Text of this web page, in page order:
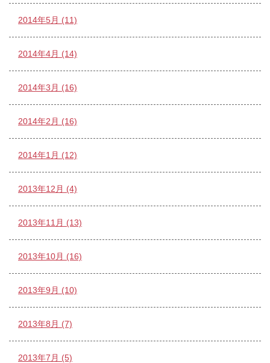
2014年5月 (11)
2014年4月 (14)
2014年3月 (16)
2014年2月 (16)
2014年1月 (12)
2013年12月 (4)
2013年11月 (13)
2013年10月 (16)
2013年9月 (10)
2013年8月 (7)
2013年7月 (5)